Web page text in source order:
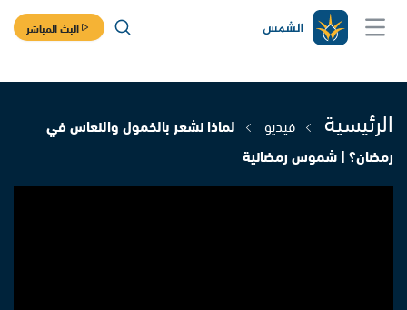
البث المباشر
الرئيسية فيديو
لماذا نشعر بالخمول والنعاس في
رمضان؟ | شموس رمضانية